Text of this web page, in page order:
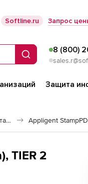
Softline.ru Запрос
Поиск
8 (800)
Защита
Программное обеспечение для работы с документами Appligent
TIER 2